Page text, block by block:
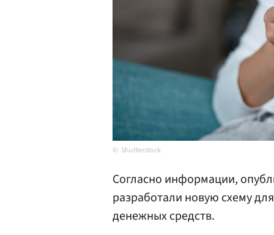
Shutterstock
Согласно информации,
разработали новую схему
денежных средств.